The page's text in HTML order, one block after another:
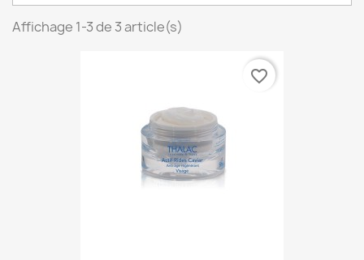
Affichage 1-3 de 3 article(s)
favorite_border